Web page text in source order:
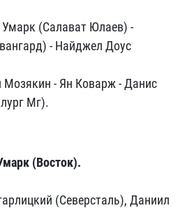
Умарк (Салават Юлаев) -
- Найджел Доус
Мозякин - Ян Коварж - Данис
Мг).
(Восток).
(Северсталь), Даниил